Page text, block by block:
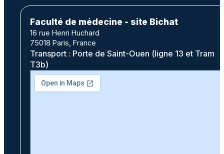
Faculté de médecine - site Bichat
16 rue Henri Huchard
75018 Paris, France
Transport : Porte de Saint-Ouen (ligne 13 et Tram
T3b)